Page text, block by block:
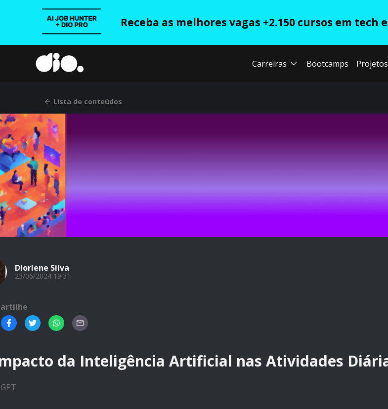
Receba as melhores vagas +2.150 cursos em tech
Carreiras Bootcamps Projetos
Lista de conteúdos
Diorlene Silva
23/06/2024 19:31
da Inteligência Artificial nas Atividades